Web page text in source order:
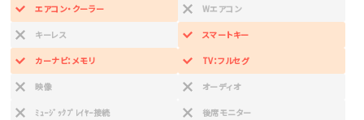
エアコン・クーラー Wエアコン
キーレス スマートキー
カーナビ：メモリ TV：フルセグ
映像 オーディオ
ﾐｭｰｼﾞｯｸﾌﾟﾚｲﾔｰ接続 後席モニター